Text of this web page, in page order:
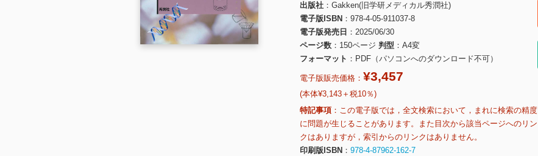
出版社
Gakken(旧学研メディカル秀潤社)
電子版ISBN
978-4-05-911037-8
電子版発売日
2025/06/30
ページ数
150ページ 判型
A4変
フォーマット
PDF（パソコンへのダウンロード不可）
電子版販売価格： ¥3,457
(本体¥3,143＋税10％)
特記事項
この電子版では，全文検索において，まれに検索の精度
に問題が生じることがあります。また目次から該当ページへのリン
クはありますが，索引からのリンクはありません。
印刷版ISBN
978-4-87962-162-7